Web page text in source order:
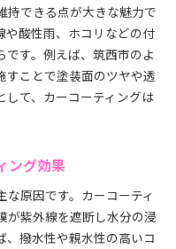
持できる点が大きな魅力で
や酸性雨、ホコリなどの付
す。例えば、筑西市のよ
すことで塗装面のツヤや透
して、カーコーティングは
ング効果
原因です。カーコーティ
が紫外線を遮断し水分の浸
、撥水性や親水性の高いコ